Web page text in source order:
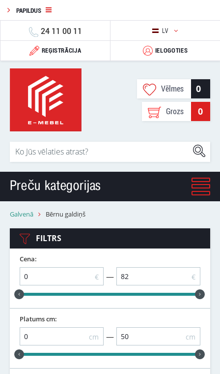
PAPILDUS
24 11 00 11 LV
REĢISTRĀCIJA IELOGOTIES
Vēlmes 0
Grozs 0
Preču kategorijas
Galvenā Bērnu galdiņš
FILTRS
Cena:
€ — €
Platums cm:
cm — cm